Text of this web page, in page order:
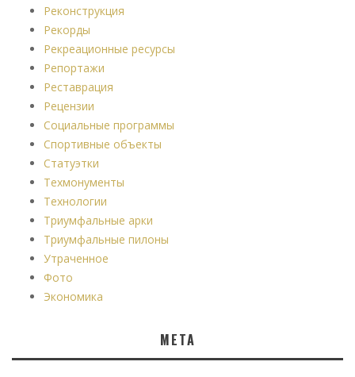
Реконструкция
Рекорды
Рекреационные ресурсы
Репортажи
Реставрация
Рецензии
Социальные программы
Спортивные объекты
Статуэтки
Техмонументы
Технологии
Триумфальные арки
Триумфальные пилоны
Утраченное
Фото
Экономика
МЕТА